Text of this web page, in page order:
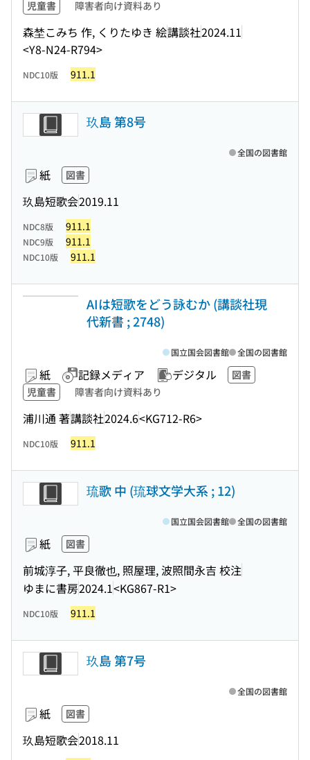
児童書
障害者向け資料あり
森埜こみち 作, くりたゆき 絵講談社2024.11
<Y8-N24-R794>
NDC10版 911.1
玖島 第8号
紙 図書
玖島短歌会2019.11
全国の図書館
NDC8版 911.1
NDC9版 911.1
NDC10版 911.1
AIは短歌をどう詠むか (講談社現
代新書 ; 2748)
紙 記録メディア デジタル
図書
児童書
障害者向け資料あり
浦川通 著講談社2024.6<KG712-R6>
国立国会図書館 全国の図書館
NDC10版 911.1
琉歌 中 (琉球文学大系 ; 12)
紙 図書
前城淳子, 平良徹也, 照屋理, 波照間永吉 校注
ゆまに書房2024.1<KG867-R1>
国立国会図書館 全国の図書館
NDC10版 911.1
玖島 第7号
紙 図書
玖島短歌会2018.11
全国の図書館